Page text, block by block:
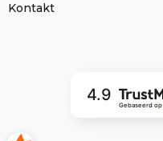
Kontakt
4.9
Gebaseerd op